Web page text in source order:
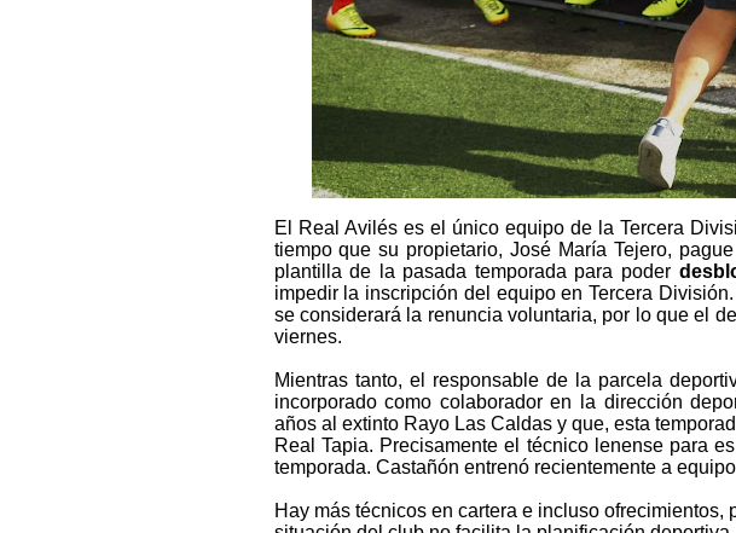
El Real Avilés es el único equipo de la Tercera
tiempo que su propietario, José María Tejero,
plantilla de la pasada temporada para poder
impedir la inscripción del equipo en Tercera
se considerará la renuncia voluntaria, por lo que el
viernes.
Mientras tanto, el responsable de la parcela
incorporado como colaborador en la dirección
años al extinto Rayo Las Caldas y que, esta
Real Tapia. Precisamente el técnico lenense para
temporada. Castañón entrenó recientemente a
Hay más técnicos en cartera e incluso